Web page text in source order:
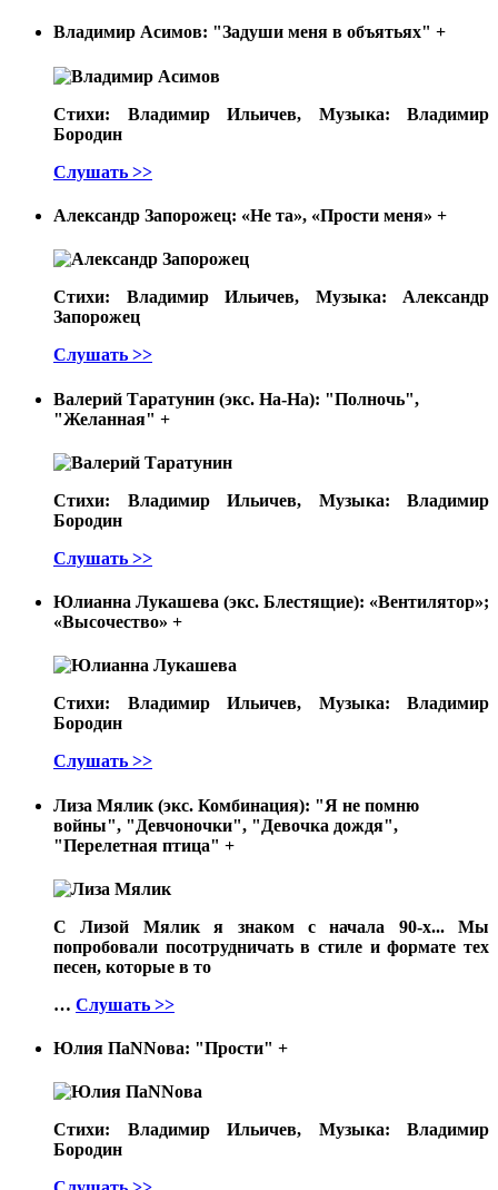
Владимир Асимов: "Задуши меня в объятьях" +
Стихи: Владимир Ильичев, Музыка: Владимир
Бородин
Слушать >>
Александр Запорожец: «Не та», «Прости меня» +
Стихи: Владимир Ильичев, Музыка: Александр
Запорожец
Слушать >>
Валерий Таратунин (экс. На-На): "Полночь",
"Желанная" +
Стихи: Владимир Ильичев, Музыка: Владимир
Бородин
Слушать >>
Юлианна Лукашева (экс. Блестящие): «Вентилятор»;
«Высочество» +
Стихи: Владимир Ильичев, Музыка: Владимир
Бородин
Слушать >>
Лиза Мялик (экс. Комбинация): "Я не помню
войны", "Девчоночки", "Девочка дождя",
"Перелетная птица" +
С Лизой Мялик я знаком с начала 90-х... Мы
попробовали посотрудничать в стиле и формате тех
песен, которые в то
… Слушать >>
Юлия ПаNNова: "Прости" +
Стихи: Владимир Ильичев, Музыка: Владимир
Бородин